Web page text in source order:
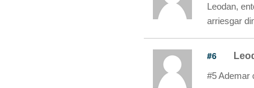
Leodan,
arriesgar
#6
#5 Ademar